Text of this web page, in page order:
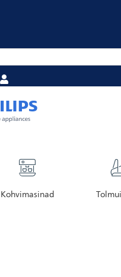
Kohvimasinad